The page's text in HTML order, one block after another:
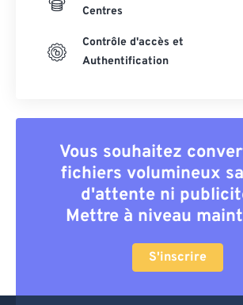
Centres
Contrôle d'accès et
Authentification
Vous souhaitez
fichiers volumineux
d'attente ni
Mettre à niveau
S'inscrire